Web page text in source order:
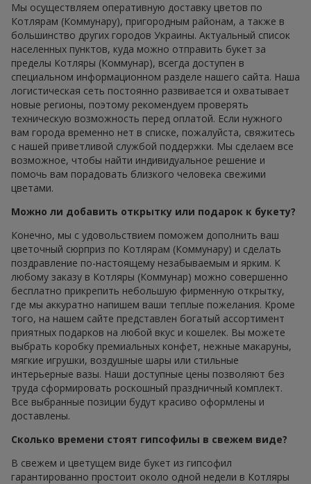
Мы осуществляем оперативную доставку цветов по
Котлярам (Коммунару), пригородным районам, а также в
большинство других городов Украины. Актуальный список
населенных пунктов, куда можно отправить букет за
пределы Котляры (Коммунар), всегда доступен в
специальном информационном разделе нашего сайта. Наша
логистическая сеть постоянно развивается и охватывает
новые регионы, поэтому рекомендуем проверять
техническую возможность перед оплатой. Если нужного
вам города временно нет в списке, пожалуйста, свяжитесь
с нашей приветливой службой поддержки. Мы сделаем все
возможное, чтобы найти индивидуальное решение и
помочь вам порадовать близкого человека свежими
цветами.
Можно ли добавить открытку или подарок к букету?
Конечно, мы с удовольствием поможем дополнить ваш
цветочный сюрприз по Котлярам (Коммунару) и сделать
поздравление по-настоящему незабываемым и ярким. К
любому заказу в Котляры (Коммунар) можно совершенно
бесплатно прикрепить небольшую фирменную открытку,
где мы аккуратно напишем ваши теплые пожелания. Кроме
того, на нашем сайте представлен богатый ассортимент
приятных подарков на любой вкус и кошелек. Вы можете
выбрать коробку премиальных конфет, нежные макаруны,
мягкие игрушки, воздушные шары или стильные
интерьерные вазы. Наши доступные цены позволяют без
труда сформировать роскошный праздничный комплект.
Все выбранные позиции будут красиво оформлены и
доставлены.
Сколько времени стоят гипсофилы в свежем виде?
В свежем и цветущем виде букет из гипсофил
гарантированно простоит около одной недели в Котляры